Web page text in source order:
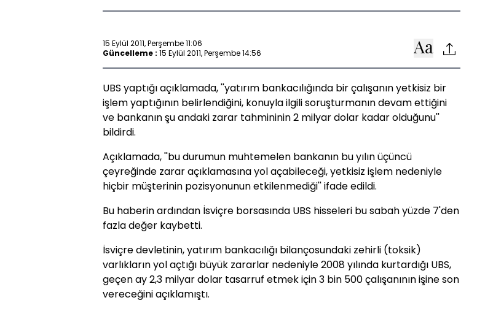
15 Eylül 2011, Perşembe 11:06
Güncelleme : 15 Eylül 2011, Perşembe 14:56
UBS yaptığı açıklamada, ''yatırım bankacılığında bir çalışanın yetkisiz bir
işlem yaptığının belirlendiğini, konuyla ilgili soruşturmanın devam ettiğini
ve bankanın şu andaki zarar tahmininin 2 milyar dolar kadar olduğunu''
bildirdi.
Açıklamada, ''bu durumun muhtemelen bankanın bu yılın üçüncü
çeyreğinde zarar açıklamasına yol açabileceği, yetkisiz işlem nedeniyle
hiçbir müşterinin pozisyonunun etkilenmediği'' ifade edildi.
Bu haberin ardından İsviçre borsasında UBS hisseleri bu sabah yüzde 7'den
fazla değer kaybetti.
İsviçre devletinin, yatırım bankacılığı bilançosundaki zehirli (toksik)
varlıkların yol açtığı büyük zararlar nedeniyle 2008 yılında kurtardığı UBS,
geçen ay 2,3 milyar dolar tasarruf etmek için 3 bin 500 çalışanının işine son
vereceğini açıklamıştı.